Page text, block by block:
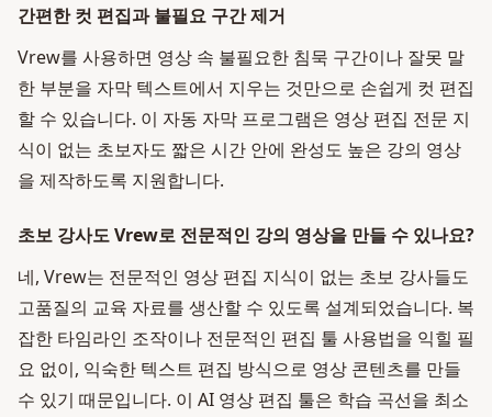
간편한 컷 편집과 불필요 구간 제거
Vrew를 사용하면 영상 속 불필요한 침묵 구간이나 잘못 말
한 부분을 자막 텍스트에서 지우는 것만으로 손쉽게 컷 편집
할 수 있습니다. 이 자동 자막 프로그램은 영상 편집 전문 지
식이 없는 초보자도 짧은 시간 안에 완성도 높은 강의 영상
을 제작하도록 지원합니다.
초보 강사도 Vrew로 전문적인 강의 영상을 만들 수 있나요?
네, Vrew는 전문적인 영상 편집 지식이 없는 초보 강사들도
고품질의 교육 자료를 생산할 수 있도록 설계되었습니다. 복
잡한 타임라인 조작이나 전문적인 편집 툴 사용법을 익힐 필
요 없이, 익숙한 텍스트 편집 방식으로 영상 콘텐츠를 만들
수 있기 때문입니다. 이 AI 영상 편집 툴은 학습 곡선을 최소